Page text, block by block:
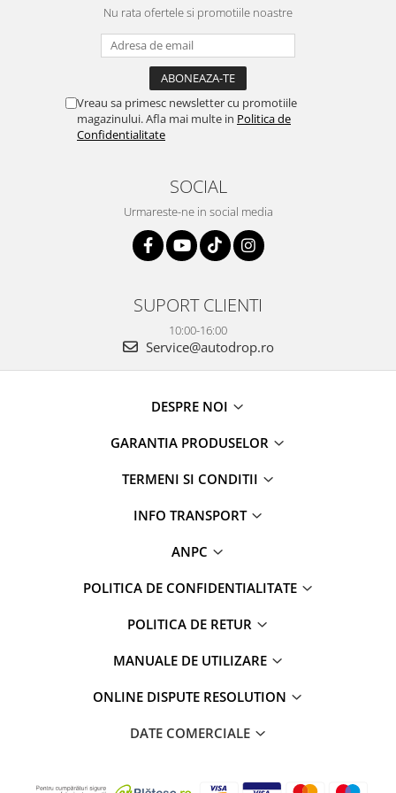
și pentru vi...
Nu rata ofertele si promotiile noastre
Vreau sa primesc newsletter cu promotiile
magazinului. Afla mai multe in Politica de
Confidentialitate
SOCIAL
Urmareste-ne in social media
SUPORT CLIENTI
10:00-16:00
Service@autodrop.ro
DESPRE NOI
GARANTIA PRODUSELOR
TERMENI SI CONDITII
INFO TRANSPORT
ANPC
POLITICA DE CONFIDENTIALITATE
POLITICA DE RETUR
MANUALE DE UTILIZARE
ONLINE DISPUTE RESOLUTION
DATE COMERCIALE